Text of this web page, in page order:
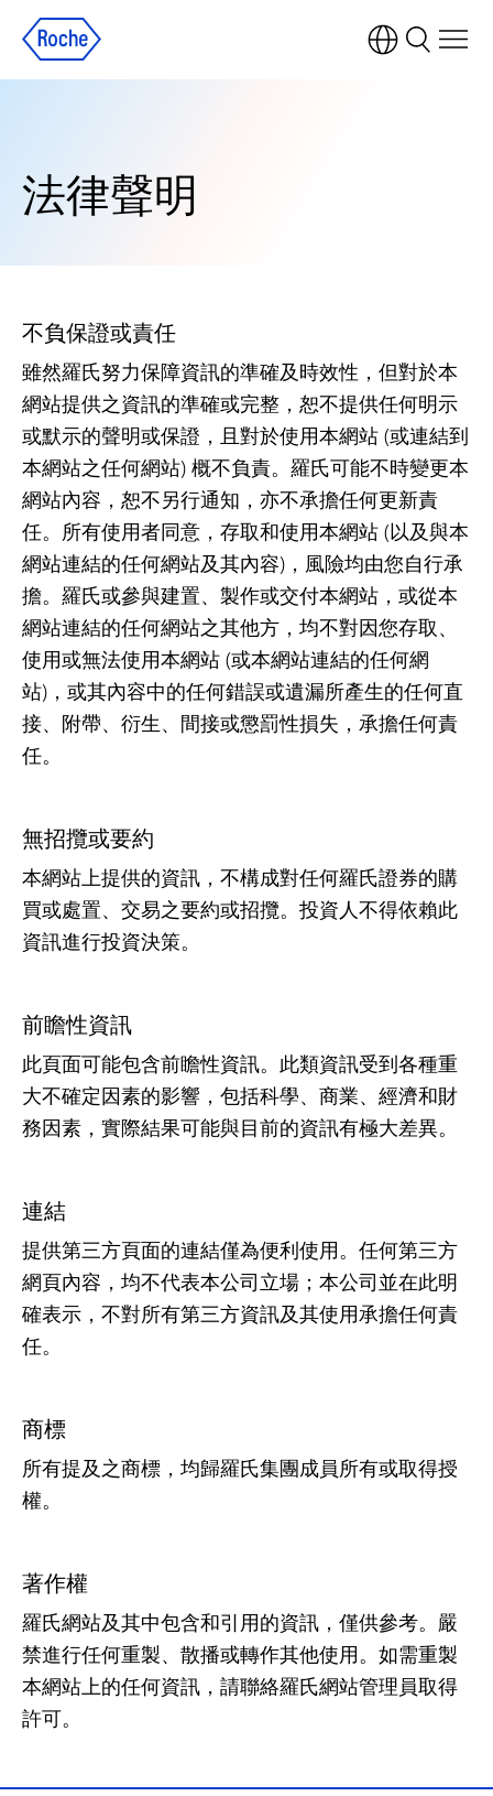
法律聲明
不負保證或責任
雖然羅氏努力保障資訊的準確及時效性，但對於本
網站提供之資訊的準確或完整，恕不提供任何明示
或默示的聲明或保證，且對於使用本網站 (或連結到
本網站之任何網站) 概不負責。羅氏可能不時變更本
網站內容，恕不另行通知，亦不承擔任何更新責
任。所有使用者同意，存取和使用本網站 (以及與本
網站連結的任何網站及其內容)，風險均由您自行承
擔。羅氏或參與建置、製作或交付本網站，或從本
網站連結的任何網站之其他方，均不對因您存取、
使用或無法使用本網站 (或本網站連結的任何網
站)，或其內容中的任何錯誤或遺漏所產生的任何直
接、附帶、衍生、間接或懲罰性損失，承擔任何責
任。
無招攬或要約
本網站上提供的資訊，不構成對任何羅氏證券的購
買或處置、交易之要約或招攬。投資人不得依賴此
資訊進行投資決策。
前瞻性資訊
此頁面可能包含前瞻性資訊。此類資訊受到各種重
大不確定因素的影響，包括科學、商業、經濟和財
務因素，實際結果可能與目前的資訊有極大差異。
連結
提供第三方頁面的連結僅為便利使用。任何第三方
網頁內容，均不代表本公司立場；本公司並在此明
確表示，不對所有第三方資訊及其使用承擔任何責
任。
商標
所有提及之商標，均歸羅氏集團成員所有或取得授
權。
著作權
羅氏網站及其中包含和引用的資訊，僅供參考。嚴
禁進行任何重製、散播或轉作其他使用。如需重製
本網站上的任何資訊，請聯絡羅氏網站管理員取得
許可。